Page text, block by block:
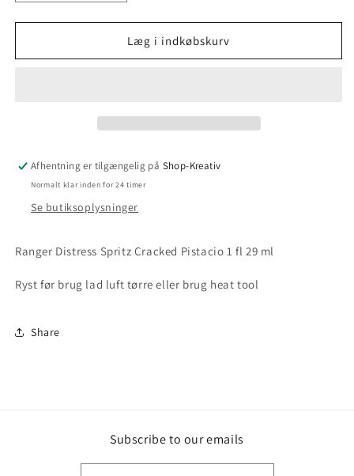
Læg i indkøbskurv
Afhentning er tilgængelig på Shop-Kreativ
Normalt klar inden for 24 timer
Se butiksoplysninger
Ranger Distress Spritz Cracked Pistacio 1 fl 29 ml
Ryst før brug lad luft tørre eller brug heat tool
Share
Subscribe to our emails